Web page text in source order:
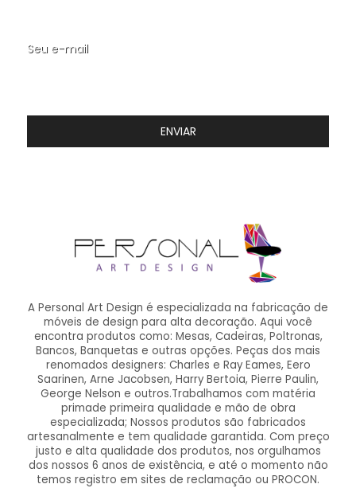
Seu e-mail
ENVIAR
A Personal Art Design é especializada na fabricação de
móveis de design para alta decoração. Aqui você
encontra produtos como: Mesas, Cadeiras, Poltronas,
Bancos, Banquetas e outras opções. Peças dos mais
renomados designers: Charles e Ray Eames, Eero
Saarinen, Arne Jacobsen, Harry Bertoia, Pierre Paulin,
George Nelson e outros.Trabalhamos com matéria
primade primeira qualidade e mão de obra
especializada; Nossos produtos são fabricados
artesanalmente e tem qualidade garantida. Com preço
justo e alta qualidade dos produtos, nos orgulhamos
dos nossos 6 anos de existência, e até o momento não
temos registro em sites de reclamação ou PROCON.